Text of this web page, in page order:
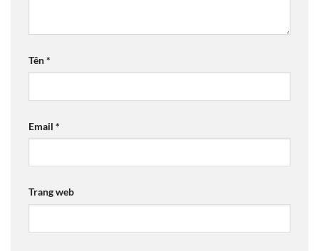
Tên*
Email *
Trang web